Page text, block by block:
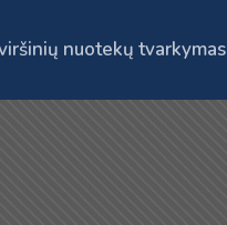
nuotekų tvarkymas